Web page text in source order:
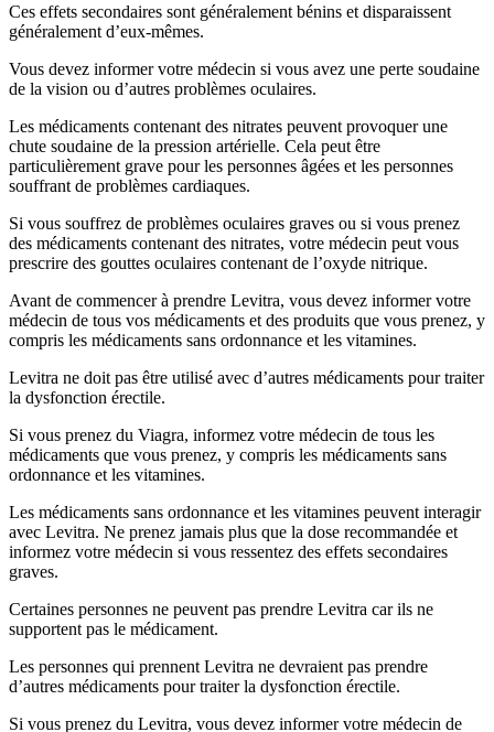
Ces effets secondaires sont généralement bénins et disparaissent
généralement d’eux-mêmes.
Vous devez informer votre médecin si vous avez une perte soudaine
de la vision ou d’autres problèmes oculaires.
Les médicaments contenant des nitrates peuvent provoquer une
chute soudaine de la pression artérielle. Cela peut être
particulièrement grave pour les personnes âgées et les personnes
souffrant de problèmes cardiaques.
Si vous souffrez de problèmes oculaires graves ou si vous prenez
des médicaments contenant des nitrates, votre médecin peut vous
prescrire des gouttes oculaires contenant de l’oxyde nitrique.
Avant de commencer à prendre Levitra, vous devez informer votre
médecin de tous vos médicaments et des produits que vous prenez, y
compris les médicaments sans ordonnance et les vitamines.
Levitra ne doit pas être utilisé avec d’autres médicaments pour traiter
la dysfonction érectile.
Si vous prenez du Viagra, informez votre médecin de tous les
médicaments que vous prenez, y compris les médicaments sans
ordonnance et les vitamines.
Les médicaments sans ordonnance et les vitamines peuvent interagir
avec Levitra. Ne prenez jamais plus que la dose recommandée et
informez votre médecin si vous ressentez des effets secondaires
graves.
Certaines personnes ne peuvent pas prendre Levitra car ils ne
supportent pas le médicament.
Les personnes qui prennent Levitra ne devraient pas prendre
d’autres médicaments pour traiter la dysfonction érectile.
Si vous prenez du Levitra, vous devez informer votre médecin de